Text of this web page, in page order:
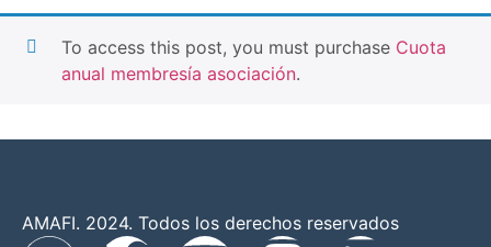
To access this post, you must purchase Cuota
anual membresía asociación.
AMAFI. 2024. Todos los derechos reservados